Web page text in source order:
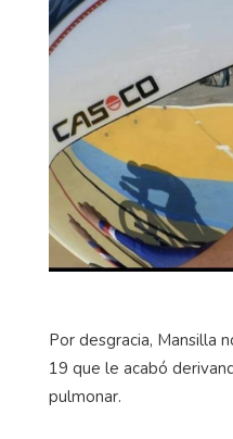
Por desgracia, Mansilla
19 que le acabó
pulmonar.